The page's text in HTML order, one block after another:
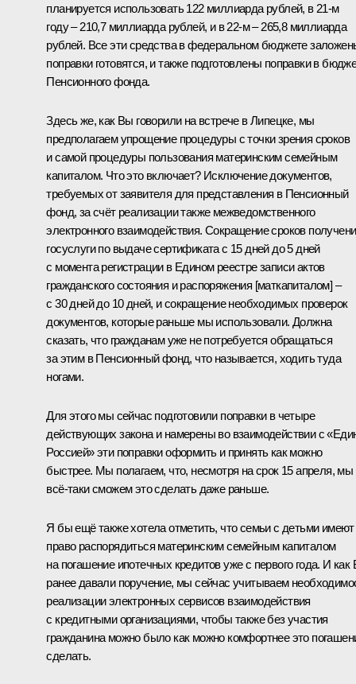
планируется использовать 122 миллиарда рублей, в 21-м
году – 210,7 миллиарда рублей, и в 22-м – 265,8 миллиарда
рублей. Все эти средства в федеральном бюджете
поправки готовятся, и также подготовлены поправки в
Пенсионного фонда.
Здесь же, как Вы говорили на встрече в Липецке, мы
предполагаем упрощение процедуры с точки зрения сроков
и самой процедуры пользования материнским семейным
капиталом. Что это включает? Исключение документов,
требуемых от заявителя для представления в Пенсионный
фонд, за счёт реализации также межведомственного
электронного взаимодействия. Сокращение сроков
госуслуги по выдаче сертификата с 15 дней до 5 дней
с момента регистрации в Едином реестре записи актов
гражданского состояния и распоряжения [маткапиталом] –
с 30 дней до 10 дней, и сокращение необходимых проверок
документов, которые раньше мы использовали. Должна
сказать, что гражданам уже не потребуется обращаться
за этим в Пенсионный фонд, что называется, ходить туда
ногами.
Для этого мы сейчас подготовили поправки в четыре
действующих закона и намерены во взаимодействии с
Россией» эти поправки оформить и принять как можно
быстрее. Мы полагаем, что, несмотря на срок 15 апреля, мы
всё-таки сможем это сделать даже раньше.
Я бы ещё также хотела отметить, что семьи с детьми имеют
право распорядиться материнским семейным капиталом
на погашение ипотечных кредитов уже с первого года. И как
ранее давали поручение, мы сейчас учитываем
реализации электронных сервисов взаимодействия
с кредитными организациями, чтобы также без участия
гражданина можно было как можно комфортнее это
сделать.